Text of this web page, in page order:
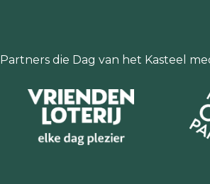
Partners die Dag van het Kasteel